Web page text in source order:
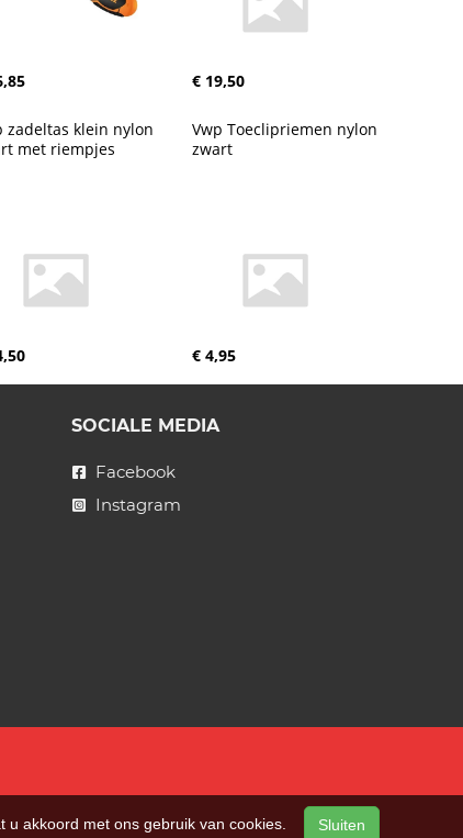
€ 19,50
zadeltas klein nylon
met riempjes
Vwp Toeclipriemen nylon
zwart
€ 4,95
SOCIALE MEDIA
Facebook
Instagram
u akkoord met ons gebruik van cookies. Sluiten